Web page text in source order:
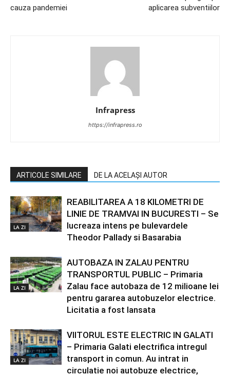
cauza pandemiei
aplicarea subventiilor
Infrapress
https://infrapress.ro
ARTICOLE SIMILARE DE LA ACELAȘI AUTOR
LA ZI
REABILITAREA A 18 KILOMETRI DE
LINIE DE TRAMVAI IN BUCURESTI – Se
lucreaza intens pe bulevardele
Theodor Pallady si Basarabia
LA ZI
AUTOBAZA IN ZALAU PENTRU
TRANSPORTUL PUBLIC – Primaria
Zalau face autobaza de 12 milioane lei
pentru gararea autobuzelor electrice.
Licitatia a fost lansata
LA ZI
VIITORUL ESTE ELECTRIC IN GALATI
– Primaria Galati electrifica intregul
transport in comun. Au intrat in
circulatie noi autobuze electrice,